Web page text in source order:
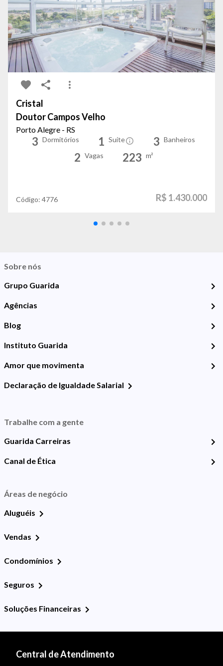
Cristal
Doutor Campos Velho
Porto Alegre - RS
3 Dormitórios 1 Suíte 3 Banheiros
2 Vagas 223 m²
Código: 4776 R$ 1.430.000
Sobre nós
Grupo Guarida
Agências
Blog
Instituto Guarida
Amor que movimenta
Declaração de Igualdade Salarial
Trabalhe com a gente
Guarida Carreiras
Canal de Ética
Áreas de negócio
Aluguéis
Vendas
Condomínios
Seguros
Soluções Financeiras
Central de Atendimento